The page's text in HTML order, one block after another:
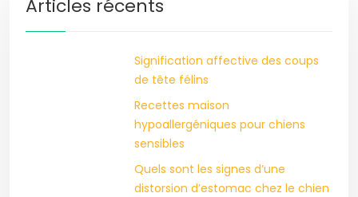
Articles récents
Signification affective des coups
de tête félins
Recettes maison
hypoallergéniques pour chiens
sensibles
Quels sont les signes d’une
distorsion d’estomac chez le chien